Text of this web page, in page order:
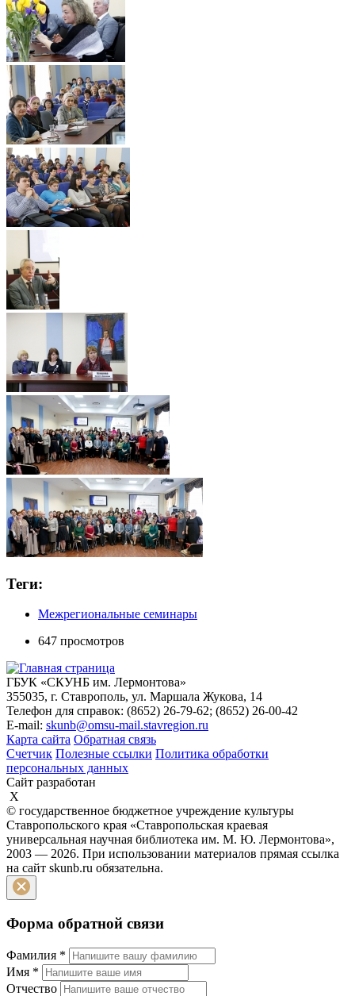
Теги:
Межрегиональные семинары
647 просмотров
ГБУК «СКУНБ им. Лермонтова»
355035, г. Ставрополь, ул. Маршала Жукова, 14
Телефон для справок: (8652) 26-79-62; (8652) 26-00-42
E-mail: skunb@omsu-mail.stavregion.ru
Карта сайта Обратная связь
Счетчик Полезные ссылки Политика обработки
персональных данных
Сайт разработан
X
© государственное бюджетное учреждение культуры
Ставропольского края «Ставропольская краевая
универсальная научная библиотека им. М. Ю. Лермонтова»,
2003 — 2026. При использовании материалов прямая ссылка
на сайт skunb.ru обязательна.
Форма обратной связи
Фамилия *
Имя *
Отчество